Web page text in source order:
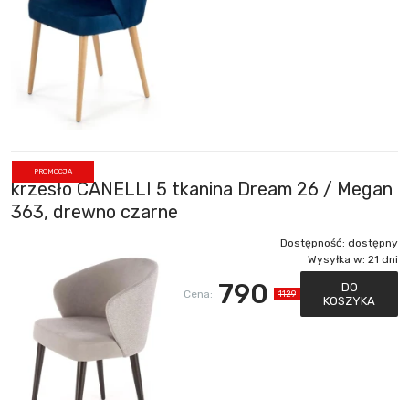
krzesło CANELLI 5 tkanina Dream 26 / Megan
363, drewno czarne
Dostępność: dostępny
Wysyłka w: 21 dni
Cena: 790 1129
DO
KOSZYKA
PROMOCJA